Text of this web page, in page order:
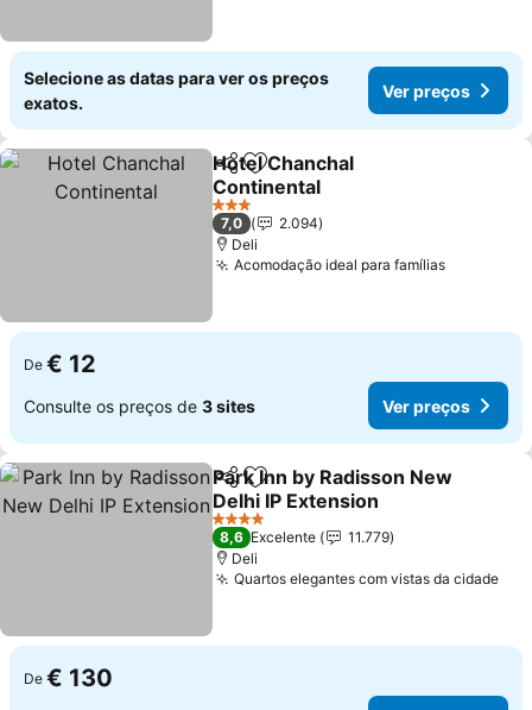
Selecione as datas para ver os preços
exatos.
Ver preços
PartilharAdicionar aos favoritos
Hotel Chanchal
Continental
Ver preços
3 Estrelas
7,0
2.094
Deli
Acomodação ideal para famíliasVer
De € 12
Consulte os preços de 3 sites Ver preços
PartilharAdicionar aos favoritos
Park Inn by Radisson New
Delhi IP Extension
Ver preços
4 Estrelas
8,6 Excelente
11.779
Deli
Quartos elegantes com vistas da cidade
De € 130